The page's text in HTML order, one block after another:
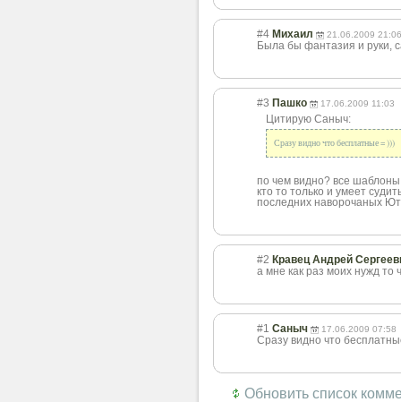
#4 Михаил 21.06.2009 21:06
Была бы фантазия и руки,
#3 Пашко 17.06.2009 11:03
Цитирую Саныч:
Сразу видно что бесплатные = )))
по чем видно? все шаблоны
кто то только и умеет
последних наворочаных
#2 Кравец Андрей
а мне как раз моих нужд то
#1 Саныч 17.06.2009 07:58
Сразу видно что
Обновить список